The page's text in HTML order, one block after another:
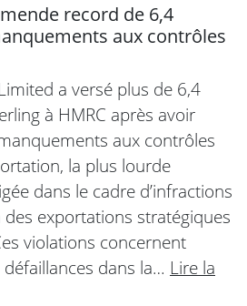
record de 6,4
aux contrôles
a versé plus de 6,4
à HMRC après avoir
aux contrôles
la plus lourde
dans le cadre d’infractions
exportations stratégiques
violations concernent
dans la… Lire la